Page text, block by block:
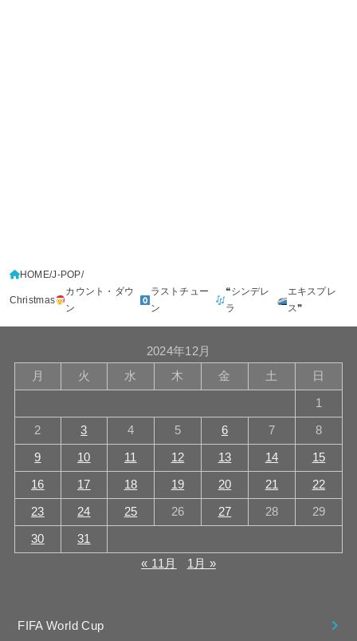
HOME J-POP
Christmas
カウント・ダウ
ン
ラストチュー
ン
❝シンデレ
ラ
エキスプレ
ス❞
2024年12月
月
火 水 木 金 土 日
1
2 3 4 5 6 7 8
9 10 11 12 13 14 15
16 17 18 19 20 21 22
23 24 25 26 27 28 29
30
31
« 11月
1月 »
FIFA World Cup